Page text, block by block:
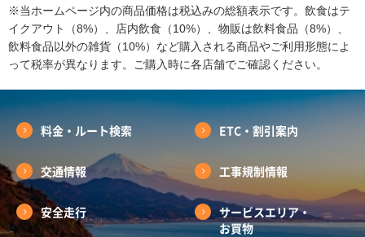
※当ホームページ内の商品価格は税込みの総額表示です。飲食はテ
イクアウト（8%）、店内飲食（10%）、物販は飲料食品（8%）、
飲料食品以外の雑貨（10%）など購入される商品やご利用形態によ
って税率が異なります。ご購入時に各店舗でご確認ください。
料金・ルート検索 ETC・割引案内
交通情報 工事規制情報
安全走行
サービスエリア・
お買物